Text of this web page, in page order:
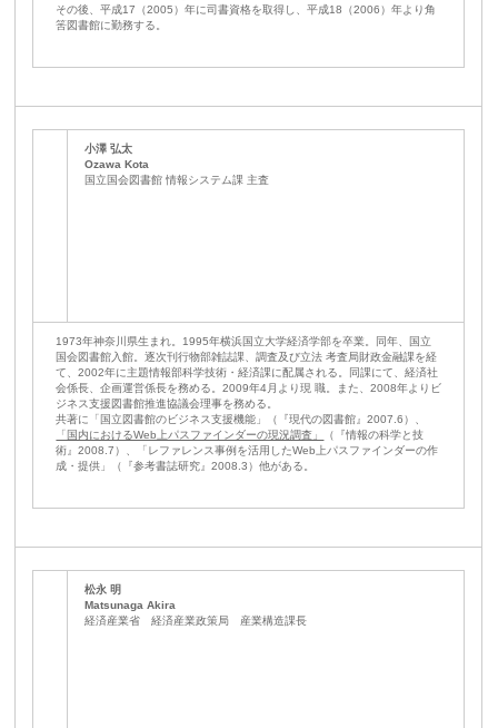
その後、平成17（2005）年に司書資格を取得し、平成18（2006）年より角
筈図書館に勤務する。
小澤 弘太
Ozawa Kota
国立国会図書館 情報システム課 主査
1973年神奈川県生まれ。1995年横浜国立大学経済学部を卒業。同年、国立
国会図書館入館。逐次刊行物部雑誌課、調査及び立法 考査局財政金融課を経
て、2002年に主題情報部科学技術・経済課に配属される。同課にて、経済社
会係長、企画運営係長を務める。2009年4月より現 職。また、2008年よりビ
ジネス支援図書館推進協議会理事を務める。
共著に「国立図書館のビジネス支援機能」（『現代の図書館』2007.6）、
「国内におけるWeb上パスファインダーの現況調査」
（『情報の科学と技
術』2008.7）、「レファレンス事例を活用したWeb上パスファインダーの作
成・提供」（『参考書誌研究』2008.3）他がある。
松永 明
Matsunaga Akira
経済産業省 経済産業政策局 産業構造課長